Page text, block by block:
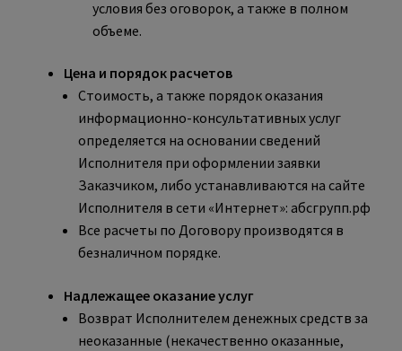
условия без оговорок, а также в полном
объеме.
Цена и порядок расчетов
Стоимость, а также порядок оказания
информационно-консультативных услуг
определяется на основании сведений
Исполнителя при оформлении заявки
Заказчиком, либо устанавливаются на сайте
Исполнителя в сети «Интернет»: абсгрупп.рф
Все расчеты по Договору производятся в
безналичном порядке.
Надлежащее оказание услуг
Возврат Исполнителем денежных средств за
неоказанные (некачественно оказанные,